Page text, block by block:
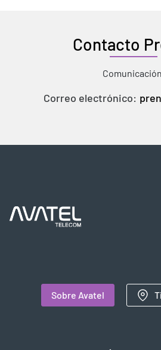
Contacto
Correo electrónico:
Sobre Avatel